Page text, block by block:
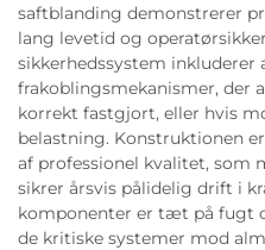
saftblanding demonstrerer
lang levetid og
sikkerhedssystem inkluderer
frakoblingsmekanismer, der
korrekt fastgjort, eller hvis
belastning. Konstruktionen
af professionel kvalitet, som
sikrer årsvis pålidelig drift i
komponenter er tæt på fugt
de kritiske systemer mod